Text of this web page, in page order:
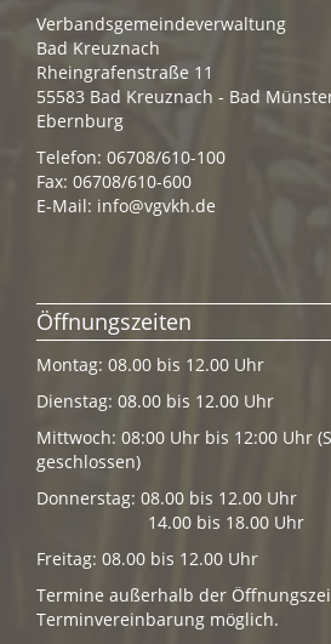
Verbandsgemeindeverwaltung
Bad Kreuznach
Rheingrafenstraße 11
55583 Bad Kreuznach - Bad
Ebernburg
Telefon: 06708/610-100
Fax: 06708/610-600
E-Mail: info@vgvkh.de
Öffnungszeiten
Montag: 08.00 bis 12.00 Uhr
Dienstag: 08.00 bis 12.00 Uhr
Mittwoch: 08:00 Uhr bis 12:00 Uhr
geschlossen)
Donnerstag: 08.00 bis 12.00 Uhr
14.00 bis 18.00 Uhr
Freitag: 08.00 bis 12.00 Uhr
Termine außerhalb der
Terminvereinbarung möglich.